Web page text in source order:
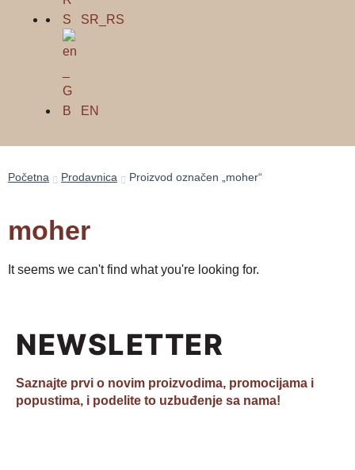
SR_RS
EN
Početna Prodavnica Proizvod označen „moher“
moher
It seems we can't find what you're looking for.
NEWSLETTER
Saznajte prvi o novim proizvodima, promocijama i
popustima, i podelite to uzbuđenje sa nama!